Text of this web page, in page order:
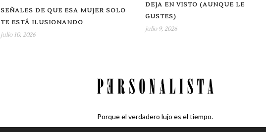
SEÑALES DE QUE ESA MUJER SOLO
TE ESTÁ ILUSIONANDO
julio 10, 2026
DEJA EN VISTO (AUNQUE LE
GUSTES)
julio 9, 2026
Porque el verdadero lujo es el tiempo.